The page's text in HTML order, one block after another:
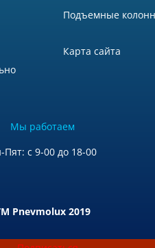
Подъемные
Карта сайта
Мы работаем
Пят: с 9-00 до 18-00
Pnevmolux 2019